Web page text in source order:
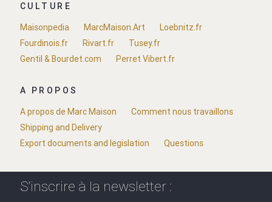
CULTURE
Maisonpedia
MarcMaison.Art
Loebnitz.fr
Fourdinois.fr
Rivart.fr
Tusey.fr
Gentil & Bourdet.com
Perret Vibert.fr
A PROPOS
A propos de Marc Maison
Comment nous travaillons
Shipping and Delivery
Export documents and legislation
Questions
S'inscrire à la newsletter :